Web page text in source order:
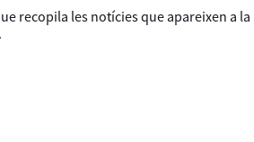
recopila les notícies que apareixen a